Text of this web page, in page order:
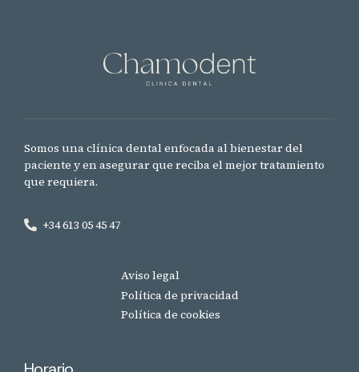
Somos una clínica dental enfocada al bienestar del
paciente y en asegurar que reciba el mejor tratamiento
que requiera.
+34 613 05 45 47
Aviso legal
Política de privacidad
Política de cookies